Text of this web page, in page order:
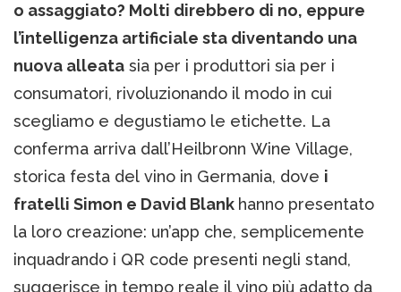
o assaggiato? Molti direbbero di no, eppure
l’intelligenza artificiale sta diventando una
nuova alleata sia per i produttori sia per i
consumatori, rivoluzionando il modo in cui
scegliamo e degustiamo le etichette. La
conferma arriva dall’Heilbronn Wine Village,
storica festa del vino in Germania, dove i
fratelli Simon e David Blank hanno presentato
la loro creazione: un’app che, semplicemente
inquadrando i QR code presenti negli stand,
suggerisce in tempo reale il vino più adatto da